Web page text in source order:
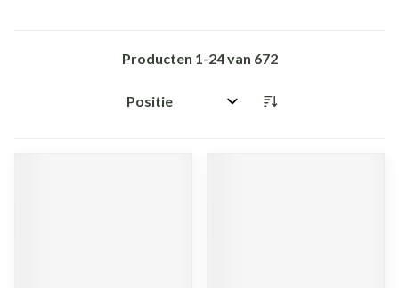
Producten 1-24van 672
Sorteer op: